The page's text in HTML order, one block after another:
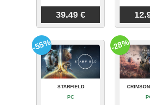
39.49 €
STARFIELD
PC
-55% -28%